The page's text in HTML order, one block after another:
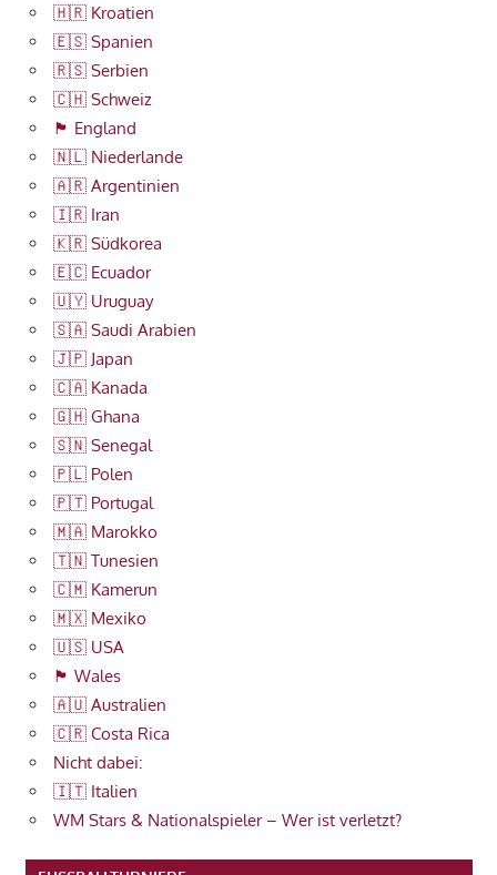
🇭🇷 Kroatien
🇪🇸 Spanien
🇷🇸 Serbien
🇨🇭 Schweiz
🏴󠁧󠁢󠁥󠁮󠁧󠁿 England
🇳🇱 Niederlande
🇦🇷 Argentinien
🇮🇷 Iran
🇰🇷 Südkorea
🇪🇨 Ecuador
🇺🇾 Uruguay
🇸🇦 Saudi Arabien
🇯🇵 Japan
🇨🇦 Kanada
🇬🇭 Ghana
🇸🇳 Senegal
🇵🇱 Polen
🇵🇹 Portugal
🇲🇦 Marokko
🇹🇳 Tunesien
🇨🇲 Kamerun
🇲🇽 Mexiko
🇺🇸 USA
🏴󠁧󠁢󠁷󠁬󠁳󠁿 Wales
🇦🇺 Australien
🇨🇷 Costa Rica
Nicht dabei:
🇮🇹 Italien
WM Stars & Nationalspieler – Wer ist verletzt?